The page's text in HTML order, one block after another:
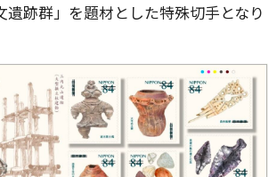
遺跡群」を題材とした特殊切手となり